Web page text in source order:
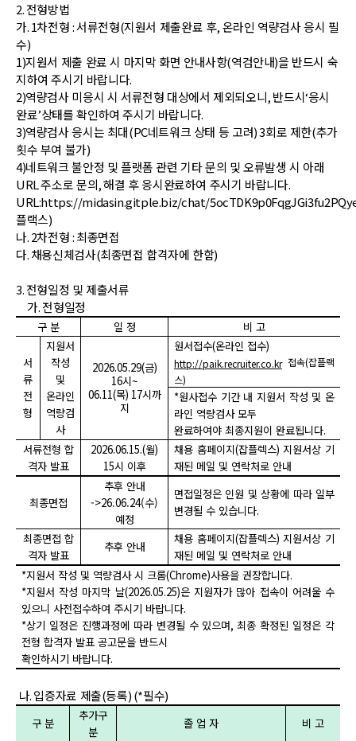
2.전형방법
가. 1차전형:서류전형(지원서 제출완료 후,온라인 역량검사 응시 필
수)
1)지원서 제출 완료 시 마지막 화면 안내사항(역검안내)을 반드시 숙
지하여 주시기 바랍니다.
2)역량검사 미응시 시 서류전형 대상에서 제외되오니,반드시‘응시
완료’상태를 확인하여주시기 바랍니다.
3)역량검사 응시는 최대(PC네트워크 상태 등 고려)3회로 제한(추가
횟수 부여 불가)
4)네트워크 불안정 및 플랫폼 관련 기타 문의 및 오류발생 시 아래
URL주소로 문의,해결 후 응시완료하여 주시기 바랍니다.
URL:https://midasin.gitple.biz/chat/
플랙스)
나. 2차전형:최종면접
다. 채용신체검사(최종면접 합격자에 한함)
3.전형일정 및 제출서류
가.전형일정
구 분 일 정 비 고
서
류
전
형
지원서
작성
및
온라인
역량검
사
2026.05.29(금)
16시~
06.11(목) 17시까
지
원서접수(온라인 접수)
http://paik.recruiter.co.kr 접속(잡플랙
스)
*원사접수 기간 내 지원서 작성 및 온
라인 역량검사 모두
완료하여야 최종지원이 완료됩니다.
서류전형 합
격자 발표
2026.06.15.(월)
15시 이후
채용 홈페이지(잡플렉스)지원서상 기
재된 메일 및 연락처로 안내
최종면접
추후 안내
->26.06.24(수)
예정
면접일정은 인원 및 상황에 따라 일부
변경될 수 있습니다.
최종면접 합
격자 발표
추후 안내
채용 홈페이지(잡플렉스)지원서상 기
재된 메일 및 연락처로 안내
*지원서 작성 및 역량검사 시 크롬(Chrome)사용을 권장합니다.
*지원서 작성 마지막 날(2026.05.25)은 지원자가 많아 접속이 어려울 수
있으니 사전접수하여 주시기 바랍니다.
*상기 일정은 진행과정에 따라 변경될 수 있으며,최종 확정된 일정은 각
전형 합격자 발표 공고문을 반드시
확인하시기 바랍니다.
나.입증자료 제출(등록) (*필수)
구 분
추가구
분
졸 업 자 비 고